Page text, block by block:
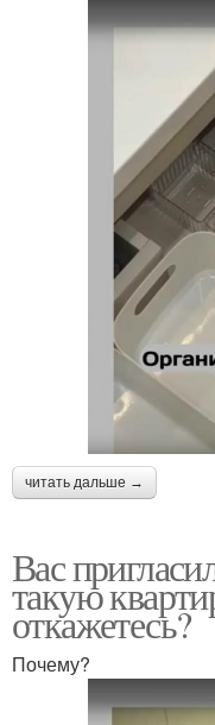
читать дальше →
Вас
такую
откажетесь?
Почему?